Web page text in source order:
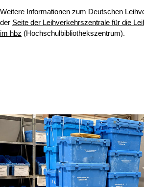
Weitere Informationen zum Deutschen
der Seite der Leihverkehrszentrale für die
im hbz (Hochschulbibliothekszentrum).